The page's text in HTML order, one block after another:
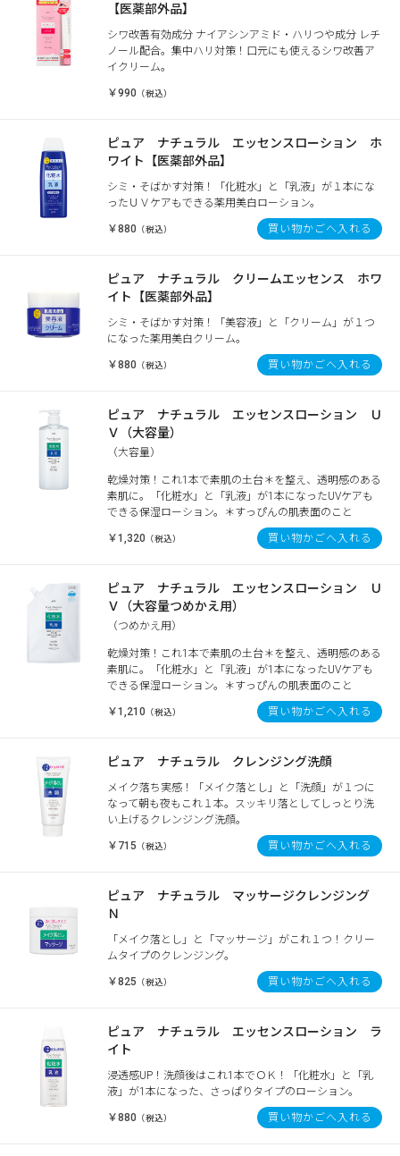
【医薬部外品】
シワ改善有効成分 ナイアシンアミド・ハリつや成分 レチ
ノール配合。集中ハリ対策！口元にも使えるシワ改善ア
イクリーム。
￥990 （税込）
ピュア ナチュラル エッセンスローション ホ
ワイト【医薬部外品】
シミ・そばかす対策！「化粧水」と「乳液」が１本にな
ったＵＶケアもできる薬用美白ローション。
￥880 （税込） 買い物かごへ入れる
ピュア ナチュラル クリームエッセンス ホワ
イト【医薬部外品】
シミ・そばかす対策！「美容液」と「クリーム」が１つ
になった薬用美白クリーム。
￥880 （税込） 買い物かごへ入れる
ピュア ナチュラル エッセンスローション Ｕ
Ｖ（大容量）
（大容量）
乾燥対策！これ1本で素肌の土台＊を整え、透明感のある
素肌に。「化粧水」と「乳液」が1本になったUVケアも
できる保湿ローション。＊すっぴんの肌表面のこと
￥1,320 （税込） 買い物かごへ入れる
ピュア ナチュラル エッセンスローション Ｕ
Ｖ（大容量つめかえ用）
（つめかえ用）
乾燥対策！これ1本で素肌の土台＊を整え、透明感のある
素肌に。「化粧水」と「乳液」が1本になったUVケアも
できる保湿ローション。＊すっぴんの肌表面のこと
￥1,210 （税込） 買い物かごへ入れる
ピュア ナチュラル クレンジング洗顔
メイク落ち実感！「メイク落とし」と「洗顔」が１つに
なって朝も夜もこれ１本。スッキリ落としてしっとり洗
い上げるクレンジング洗顔。
￥715 （税込） 買い物かごへ入れる
ピュア ナチュラル マッサージクレンジング
Ｎ
「メイク落とし」と「マッサージ」がこれ１つ！クリー
ムタイプのクレンジング。
￥825 （税込） 買い物かごへ入れる
ピュア ナチュラル エッセンスローション ラ
イト
浸透感UP！洗顔後はこれ1本でＯＫ！「化粧水」と「乳
液」が1本になった、さっぱりタイプのローション。
￥880 （税込） 買い物かごへ入れる